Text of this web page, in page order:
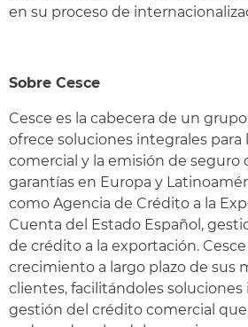
en su proceso de
Sobre Cesce
Cesce es la cabecera de un
ofrece soluciones integrales para
comercial y la emisión de seguro
garantías en Europa y
como Agencia de Crédito a la
Cuenta del Estado Español,
de crédito a la exportación.
crecimiento a largo plazo de sus
clientes, facilitándoles
gestión del crédito comercial